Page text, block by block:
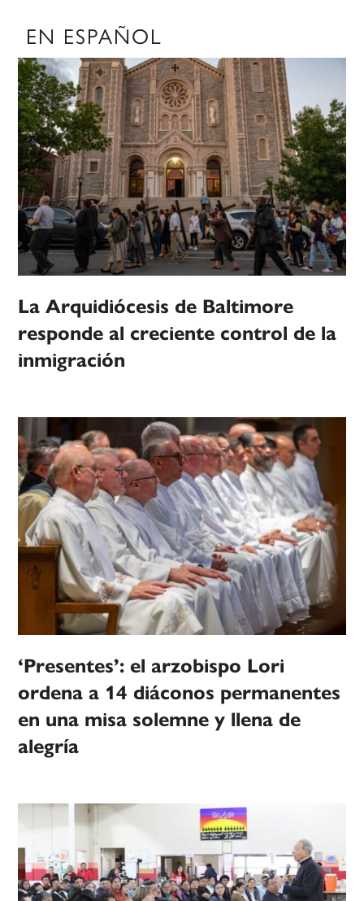
EN ESPAÑOL
La Arquidiócesis de Baltimore
responde al creciente control de la
inmigración
‘Presentes’: el arzobispo Lori
ordena a 14 diáconos permanentes
en una misa solemne y llena de
alegría